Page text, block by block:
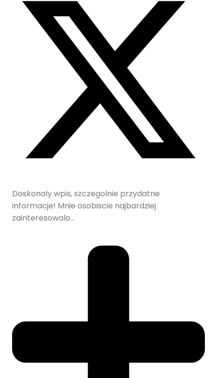
Doskonaly wpis, szczegolnie przydatne
informacje! Mnie osobiscie najbardziej
zainteresowalo…